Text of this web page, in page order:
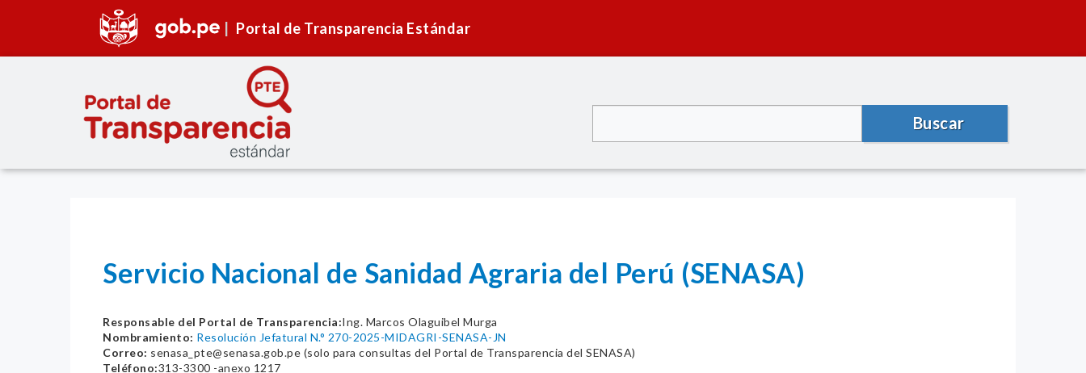
Portal de Transparencia Estándar
Buscar
Servicio Nacional de Sanidad Agraria del Perú (SENASA)
Responsable del Portal de Transparencia:Ing. Marcos Olaguibel Murga
Nombramiento: Resolución Jefatural N.° 270-2025-MIDAGRI-SENASA-JN
Correo: senasa_pte@senasa.gob.pe (solo para consultas del Portal de Transparencia del SENASA)
Teléfono:313-3300 -anexo 1217